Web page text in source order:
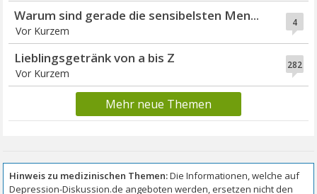
4
Warum sind gerade die sensibelsten Men...
Vor Kurzem
282
Lieblingsgetränk von a bis Z
Vor Kurzem
Mehr neue Themen